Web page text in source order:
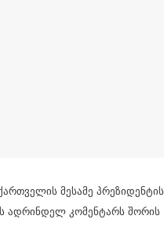
მესამე პრეზიდენტის,
ადრინდელ კომენტარს შორის